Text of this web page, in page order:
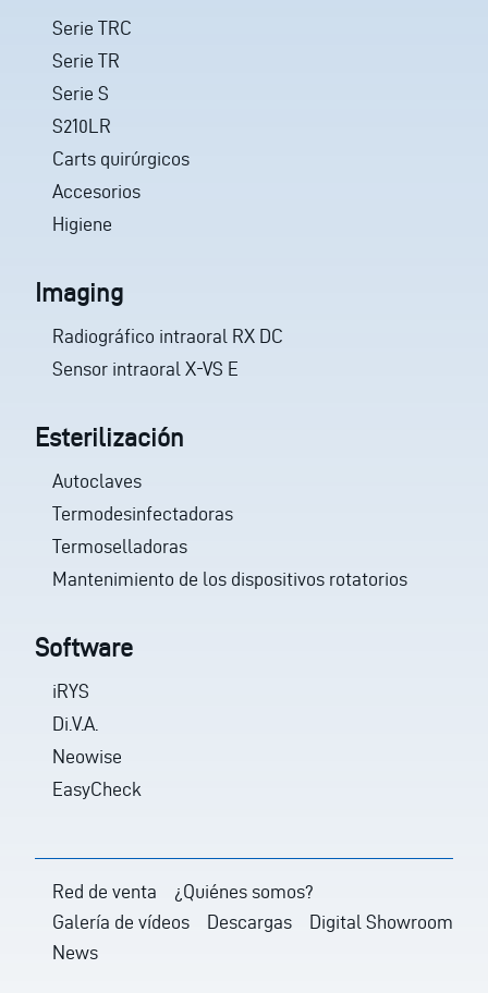
Serie TRC
Serie TR
Serie S
S210LR
Carts quirúrgicos
Accesorios
Higiene
Imaging
Radiográfico intraoral RX DC
Sensor intraoral X-VS E
Esterilización
Autoclaves
Termodesinfectadoras
Termoselladoras
Mantenimiento de los dispositivos rotatorios
Software
iRYS
Di.V.A.
Neowise
EasyCheck
Red de venta
¿Quiénes somos?
Galería de vídeos
Descargas
Digital Showroom
News